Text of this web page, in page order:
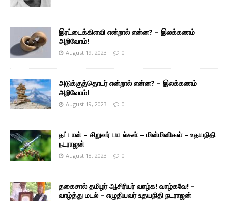
இரட்டைக்கிளவி என்றால் என்ன? – இலக்கணம்
அறிவோம்!
August 19, 2023 0
அடுக்குத்தொடர் என்றால் என்ன? – இலக்கணம்
அறிவோம்!
August 19, 2023 0
தட்டான் – சிறுவர் பாடல்கள் – மின்மினிகள் – உதயநிதி
நடராஜன்
August 18, 2023 0
தகைசால் தமிழர் ஆசிரியர் வாழ்க! வாழ்கவே! –
வாழ்த்து மடல் – எழுதியவர் உதயநிதி நடராஜன்